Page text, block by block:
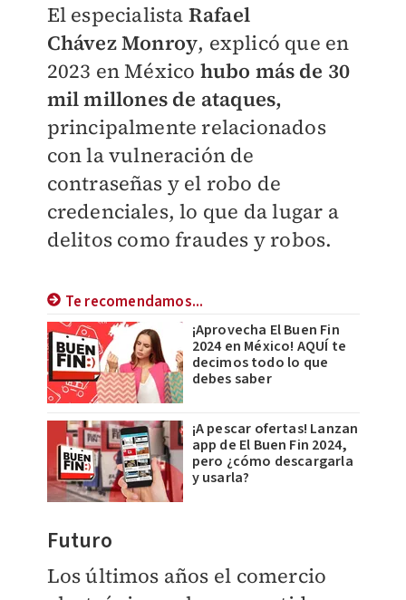
El especialista Rafael
ChávezMonroy, explicó que en
2023 en México hubo más de 30
milmillones de ataques,
principalmente relacionados
con la vulneración de
contraseñas y el robo de
credenciales, lo que dalugar a
delitos como fraudes y robos.
Te recomendamos...
¡Aprovecha El Buen Fin
2024 en México! AQUÍ te
decimos todo lo que
debes saber
¡A pescar ofertas! Lanzan
app de El Buen Fin 2024,
pero ¿cómo descargarla
y usarla?
Futuro
Los últimos años el comercio